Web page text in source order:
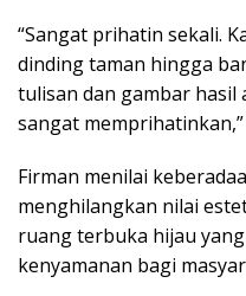
“Sangat prihatin sekali.
dinding taman hingga
tulisan dan gambar hasil
sangat
Firman menilai
menghilangkan nilai
ruang terbuka hijau
kenyamanan bagi